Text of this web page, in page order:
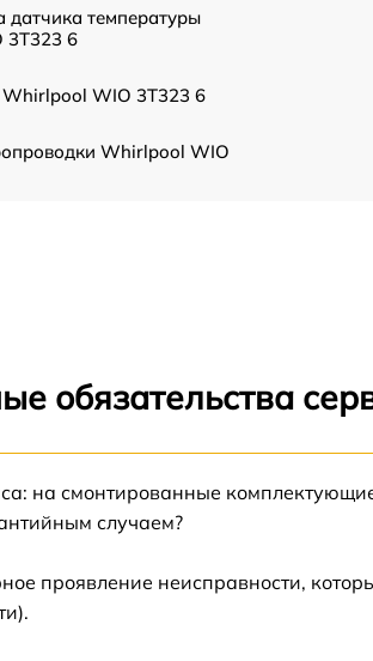
датчика температуры
3T323 6
WIO 3T323 6
Whirlpool WIO
управления Whirlpool WIO
Whirlpool WIO
обязательства
на смонтированные
случаем?
проявление неисправности,